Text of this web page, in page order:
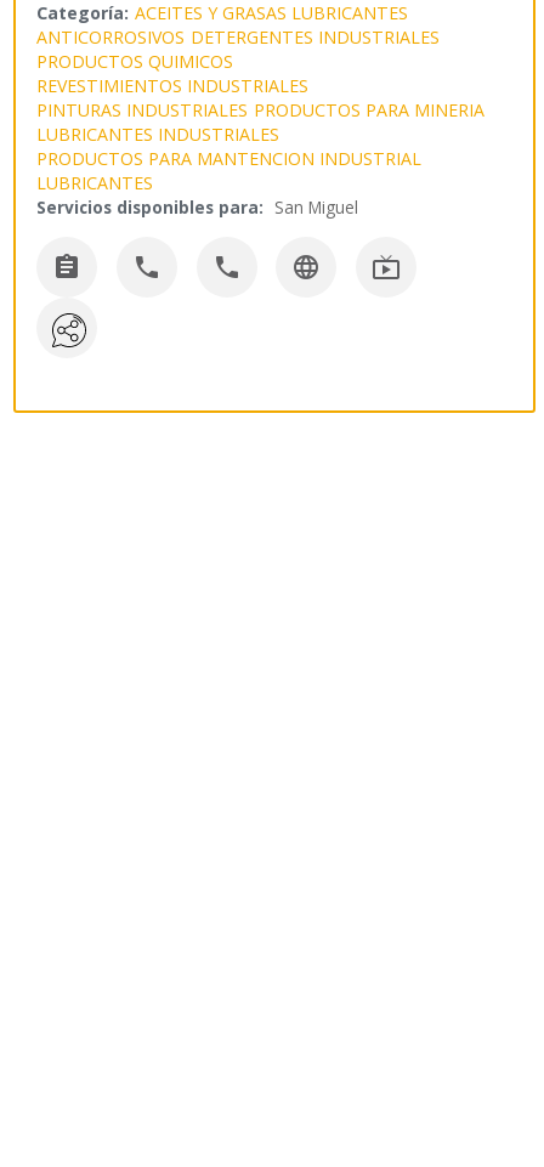
Categoría: ACEITES Y GRASAS LUBRICANTES
ANTICORROSIVOS DETERGENTES INDUSTRIALES
PRODUCTOS QUIMICOS
REVESTIMIENTOS INDUSTRIALES
PINTURAS INDUSTRIALES PRODUCTOS PARA MINERIA
LUBRICANTES INDUSTRIALES
PRODUCTOS PARA MANTENCION INDUSTRIAL
LUBRICANTES
Servicios disponibles para: San Miguel
    